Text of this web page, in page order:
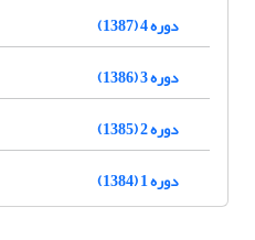
دوره 4 (1387)
دوره 3 (1386)
دوره 2 (1385)
دوره 1 (1384)